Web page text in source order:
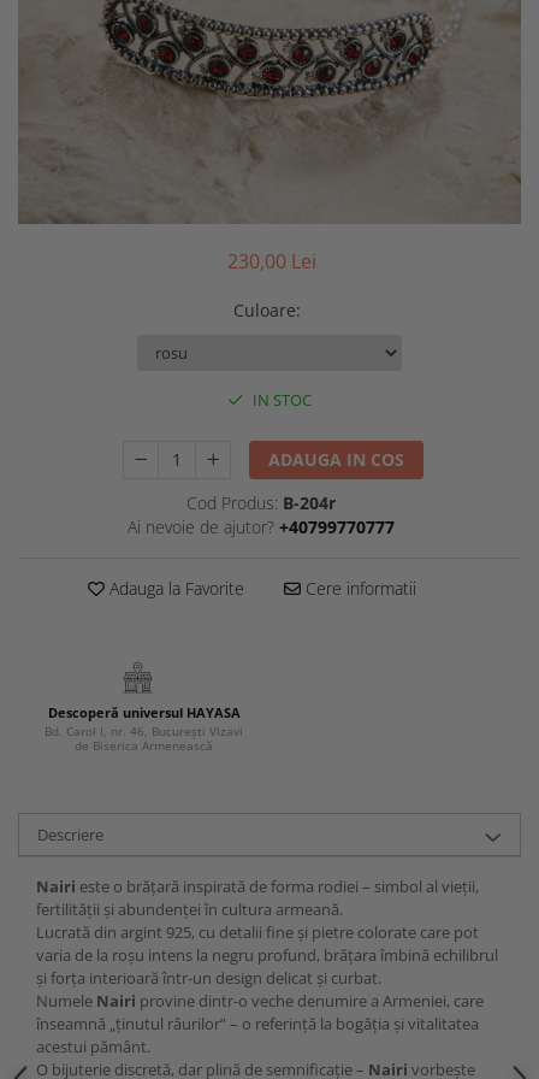
230,00 Lei
Culoare:
IN STOC
ADAUGA IN COS
Cod Produs: B-204r
Ai nevoie de ajutor? +40799770777
Adauga la Favorite Cere informatii
Descoperă universul HAYASA
Bd. Carol I, nr. 46, București Vizavi
de Biserica Armenească
Descriere
Nairi este o brățară inspirată de forma rodiei – simbol al vieții,
fertilității și abundenței în cultura armeană.
Lucrată din argint 925, cu detalii fine și pietre colorate care pot
varia de la roșu intens la negru profund, brățara îmbină echilibrul
și forța interioară într-un design delicat și curbat.
Numele Nairi provine dintr-o veche denumire a Armeniei, care
înseamnă „ținutul râurilor” – o referință la bogăția și vitalitatea
acestui pământ.
O bijuterie discretă, dar plină de semnificație – Nairi vorbește